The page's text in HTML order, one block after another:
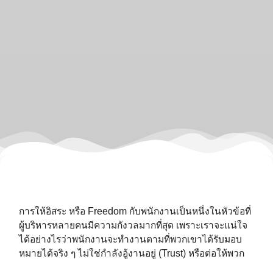
การให้อิสระ หรือ Freedom กับพนักงานเป็นหนึ่งในหัวข้อที่
ผู้บริหารหลายคนมีความกังวลมากที่สุด เพราะเราจะแน่ใจ
ได้อย่างไรว่าพนักงานจะทำงานตามที่พวกเขาได้รับมอบ
หมายได้จริง ๆ ไม่ใช่กำลังอู้งานอยู่ (Trust) หรือต่อให้พวก